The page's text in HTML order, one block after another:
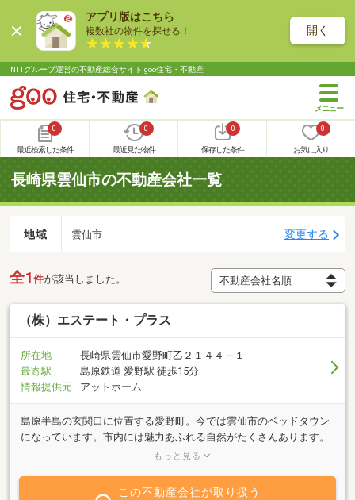
アプリ版はこちら
複数社の物件を探せる！ 開く
NTTグループ運営の不動産総合サイト goo住宅・不動産
0
最近検索した条件
0
最近見た物件
0
保存した条件
0
お気に入り
長崎県雲仙市の不動産会社一覧
地域 雲仙市 変更する
全1 件が該当しました。
（株）エステート・プラス
所在地
長崎県雲仙市愛野町乙２１４４－１
最寄駅
島原鉄道 愛野駅 徒歩15分
情報提供元
アットホーム
島原半島の玄関口に位置する愛野町。今では雲仙市のベッドタウン
になっています。市内には魅力あふれる自然がたくさんあります。
雲仙市のインフォメーションになり、市外、県外からの雲仙市へ移
もっと見る
この不動産会社が取り扱う